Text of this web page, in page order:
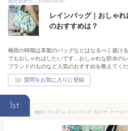
レインバッグ｜おしゃ
のおすすめは？
梅雨の時期は革製のバッグなどはなるべく避け
でもおしゃれはしたいです…おしゃれな防水の
ブランドのものなど人気のおすすめを教えてくだ
1st